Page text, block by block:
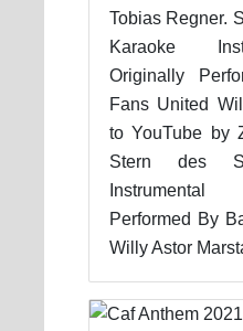
Tobias Regner.
Karaoke
Originally
Fans United
to YouTube by
Stern des
Performed By
Willy Astor